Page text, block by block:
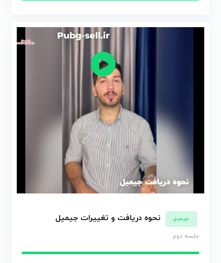
جیمیل نحوه دریافت و تغییرات جیمیل
جلسه دوم